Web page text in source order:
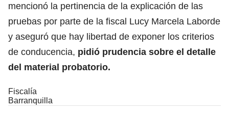
mencionó la pertinencia de la explicación de las
pruebas por parte de la fiscal Lucy Marcela Laborde
y aseguró que hay libertad de exponer los criterios
de conducencia, pidió prudencia sobre el detalle
del material probatorio.
Fiscalía
Barranquilla